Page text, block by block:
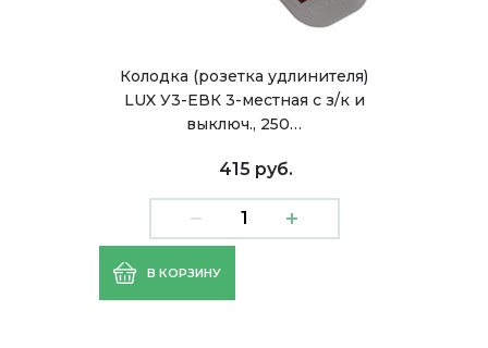
Колодка (розетка удлинителя)
LUX У3-ЕВК 3-местная с з/к и
выключ., 250…
415 руб.
В КОРЗИНУ